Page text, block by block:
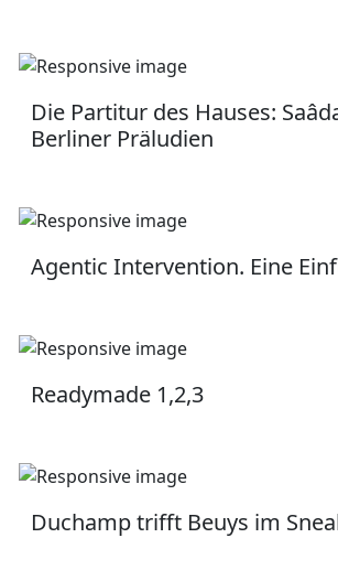
Die Partitur des Hauses:
Berliner Präludien
Agentic Intervention. Eine
Readymade 1,2,3
Duchamp trifft Beuys im